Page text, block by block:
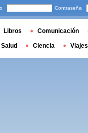
Contraseña
Libros Comunicación
Salud Ciencia Viajes